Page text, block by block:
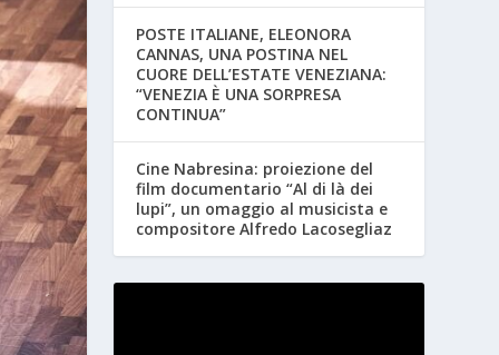
POSTE ITALIANE, ELEONORA
CANNAS, UNA POSTINA NEL
CUORE DELL’ESTATE VENEZIANA:
“VENEZIA È UNA SORPRESA
CONTINUA”
Cine Nabresina: proiezione del
film documentario “Al di là dei
lupi”, un omaggio al musicista e
compositore Alfredo Lacosegliaz